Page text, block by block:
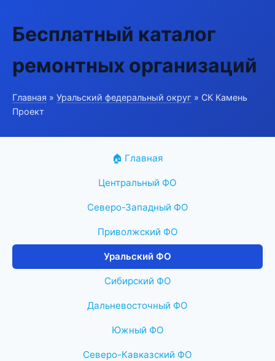
Бесплатный каталог
ремонтных организаций
Главная » Уральский федеральный округ » СК Камень
Проект
🏠 Главная
Центральный ФО
Северо-Западный ФО
Приволжский ФО
Уральский ФО
Сибирский ФО
Дальневосточный ФО
Южный ФО
Северо-Кавказский ФО